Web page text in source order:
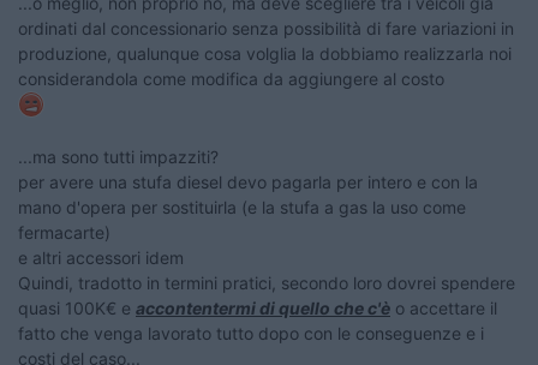
ordinati dal concessionario senza possibilità di fare variazioni in
produzione, qualunque cosa volglia la dobbiamo realizzarla noi
considerandola come modifica da aggiungere al costo
...ma sono tutti impazziti?
per avere una stufa diesel devo pagarla per intero e con la
mano d'opera per sostituirla (e la stufa a gas la uso come
fermacarte)
e altri accessori idem
Quindi, tradotto in termini pratici, secondo loro dovrei spendere
quasi 100K€ e accontentermi di quello che c'è o accettare il
fatto che venga lavorato tutto dopo con le conseguenze e i
costi del caso...